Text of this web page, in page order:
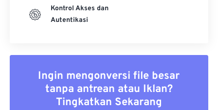
Kontrol Akses dan
Autentikasi
Ingin mengonversi file besar
tanpa antrean atau Iklan?
Tingkatkan Sekarang